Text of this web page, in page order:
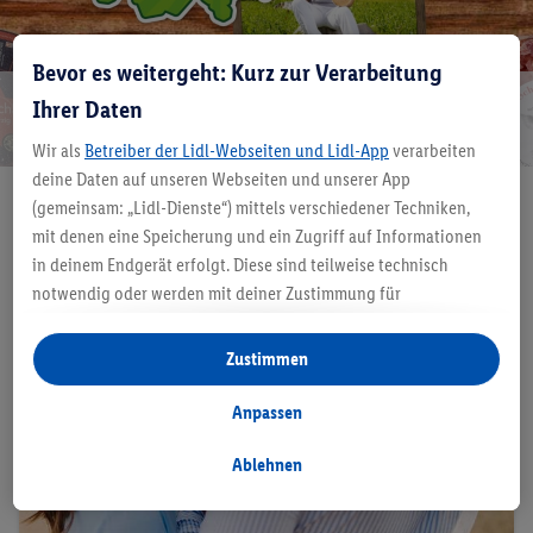
Jetzt bewerben
Bevor es weitergeht: Kurz zur Verarbeitung
Ihrer Daten
Wir als Betreiber der Lidl-Webseiten und Lidl-App verarbeiten
deine Daten auf unseren Webseiten und unserer App
(gemeinsam: „Lidl-Dienste“) mittels verschiedener Techniken,
mit denen eine Speicherung und ein Zugriff auf Informationen
in deinem Endgerät erfolgt. Diese sind teilweise technisch
notwendig oder werden mit deiner Zustimmung für
personalisierte Werbung innerhalb und außerhalb der Lidl-
Dienste verwendet. Sofern du Teilnehmer des Lidl Plus-
Programms bist, werden für diese Zwecke auch Daten aus
Unter „Anpassen“ kannst du einzelne Verwendungszwecke
finden.
Ablehnen
Anpassen
Zustimmen